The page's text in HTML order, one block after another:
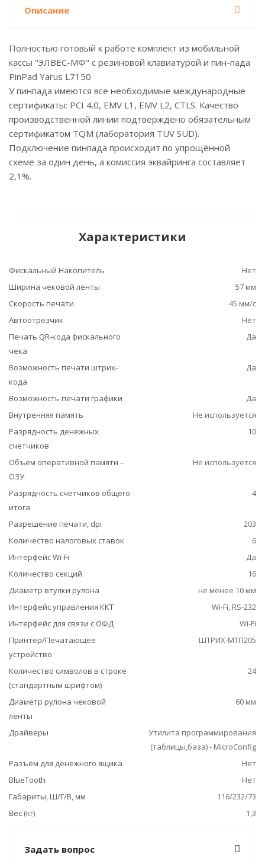
Описание
Полностью готовый к работе комплект из мобильной
кассы "ЭЛВЕС-МФ" с резиновой клавиатурой и пин-пада
PinPad Yarus L7150
У пинпада имеются все необходимые международные
сертификаты: PCI 4.0, EMV L1, EMV L2, CTLS. Качество
производственной линии подтверждено обязательным
сертификатом TQM (лаборатория TUV SUD).
Подключение пинпада происходит по упрощённой
схеме за один день, а комиссия эквайринга составляет
2,1%.
Характеристики
Фискальный Накопитель
Нет
Ширина чековой ленты
57 мм
Скорость печати
45 мм/с
Автоотрезчик
Нет
Печать QR-кода фискального
чека
Да
Возможность печати штрих-
кода
Да
Возможность печати графики
Да
Внутренняя память
Не используется
Разрядность денежных
счетчиков
10
Объем оперативной памяти –
ОЗУ
Не используется
Разрядность счетчиков общего
итога
4
Разрешение печати, dpi
203
Количество налоговых ставок
6
Интерфейс Wi-Fi
Да
Количество секций
16
Диаметр втулки рулона
не менее 10 мм
Интерфейс управления ККТ
Wi-Fi, RS-232
Интерфейс для связи с ОФД
Wi-Fi
Принтер/Печатающее
устройство
ШТРИХ-МТП205
Количество символов в строке
(стандартным шрифтом)
24
Диаметр рулона чековой
ленты
60 мм
Драйверы
Утилита программирования
(таблицы,база) - MicroConfig
Разъём для денежного ящика
Нет
BlueTooth
Нет
Габариты, Ш/Г/В, мм
116/232/73
Вес (кг)
1,3
Задать вопрос